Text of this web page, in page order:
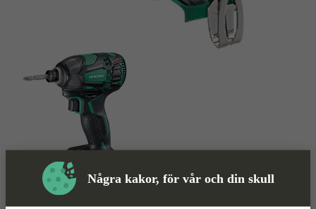
Några kakor, för vår och din skull